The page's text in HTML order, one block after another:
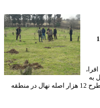
مناسبت روز درختکاری خبر داد و گفت: در این طرح 12 هزار اصله نهال در منطقه